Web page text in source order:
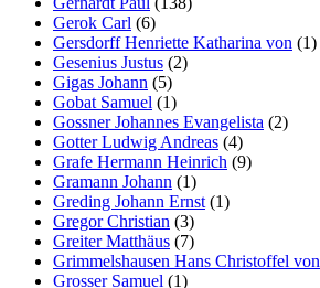
Gerok Carl (6)
Gersdorff Henriette Katharina von (1)
Gesenius Justus (2)
Gigas Johann (5)
Gobat Samuel (1)
Gossner Johannes Evangelista (2)
Gotter Ludwig Andreas (4)
Grafe Hermann Heinrich (9)
Gramann Johann (1)
Greding Johann Ernst (1)
Gregor Christian (3)
Greiter Matthäus (7)
Grimmelshausen Hans Christoffel von
Grosser Samuel (1)